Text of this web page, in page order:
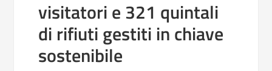
visitatori e 321 quintali
di rifiuti gestiti in chiave
sostenibile